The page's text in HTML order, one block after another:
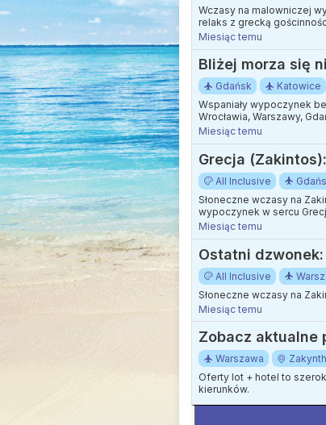
Wczasy na malowniczej
relaks z grecką
Miesiąc temu
Bliżej morza się
Gdańsk Katowice
Wspaniały wypoczynek
Wrocławia, Warszawy,
Miesiąc temu
Grecja
All Inclusive
Słoneczne wczasy na
wypoczynek w sercu
Miesiąc temu
Ostatni
All Inclusive
Słoneczne wczasy na
Miesiąc temu
Zobacz aktualne
Warszawa
Oferty lot + hotel to
kierunków.